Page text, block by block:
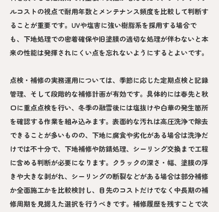
ルコストの視点で耐用年数とメンテナンス頻度を比較して判断す
ることが重要です。UVや塩害に強い樹脂系を採用する場合で
も、下地処理での密着確保や旧塗膜の適切な処理が伴わないと本
来の性能は発揮されにくい点を忘れないようにするとよいです。
点検・補修の実務運用については、季節に応じた定期点検と記録
管理、そして段階的な補修計画が有効です。具体的には春先と秋
口に重点点検を行い、冬季の融雪後には塩抜けや白華の発生箇所
を確認する作業を組み込みます。表面的な汚れは高圧洗浄で除去
できることが多いものの、下地に腐食や劣化がある場合は洗浄だ
けでは不十分で、下地補修や防錆処理、シーリング交換まで工程
に含める判断が必要になります。クラックの深さ・幅、塗膜の浮
きや大きな剥がれ、シーリングの断裂などがある場合は部分補修
か全面施工かを比較検討し、目先のコストだけでなく中長期の補
修周期を見据えた選択を行うべきです。補修履歴を残すことで次